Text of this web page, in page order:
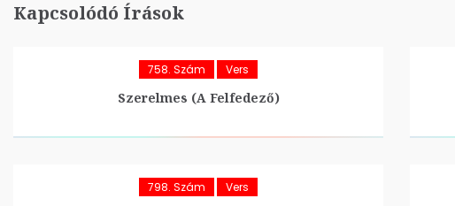
Kapcsolódó Írások
758. Szám Vers
Szerelmes (A Felfedező)
798. Szám Vers